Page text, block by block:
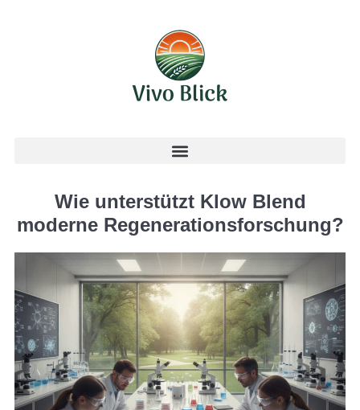
Wie unterstützt Klow Blend
moderne Regenerationsforschung?